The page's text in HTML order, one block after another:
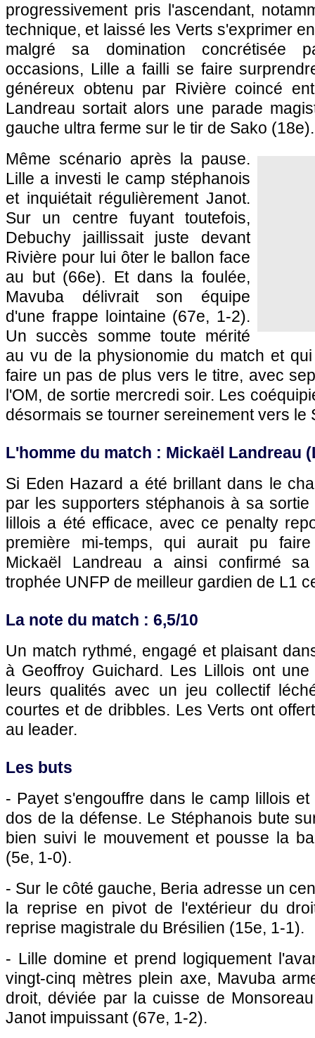
progressivement pris l'ascendant,
technique, et laissé les Verts s'exprimer
malgré sa domination concrétisée
occasions, Lille a failli se faire
généreux obtenu par Rivière coincé
Landreau sortait alors une parade
gauche ultra ferme sur le tir de Sako (18e).
Même scénario après la pause.
Lille a investi le camp stéphanois
et inquiétait régulièrement Janot.
Sur un centre fuyant toutefois,
Debuchy jaillissait juste devant
Rivière pour lui ôter le ballon face
au but (66e). Et dans la foulée,
Mavuba délivrait son équipe
d'une frappe lointaine (67e, 1-2).
Un succès somme toute mérité
au vu de la physionomie du match et
faire un pas de plus vers le titre, avec
l'OM, de sortie mercredi soir. Les
désormais se tourner sereinement vers le
L'homme du match : Mickaël Landreau (
Si Eden Hazard a été brillant dans le
par les supporters stéphanois à sa
lillois a été efficace, avec ce penalty
première mi-temps, qui aurait pu
Mickaël Landreau a ainsi confirmé
trophée UNFP de meilleur gardien de L1
La note du match : 6,5/10
Un match rythmé, engagé et plaisant
à Geoffroy Guichard. Les Lillois ont
leurs qualités avec un jeu collectif
courtes et de dribbles. Les Verts ont
au leader.
Les buts
- Payet s'engouffre dans le camp lillois
dos de la défense. Le Stéphanois bute
bien suivi le mouvement et pousse la
(5e, 1-0).
- Sur le côté gauche, Beria adresse un
la reprise en pivot de l'extérieur du
reprise magistrale du Brésilien (15e, 1-1).
- Lille domine et prend logiquement
vingt-cinq mètres plein axe, Mavuba
droit, déviée par la cuisse de
Janot impuissant (67e, 1-2).